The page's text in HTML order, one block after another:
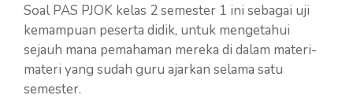
Soal PAS PJOK kelas 2 semester 1 ini sebagai uji
kemampuan peserta didik, untuk mengetahui
sejauh mana pemahaman mereka di dalam materi-
materi yang sudah guru ajarkan selama satu
semester.